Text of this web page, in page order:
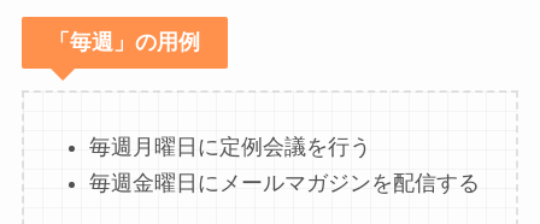
「毎週」の用例
毎週月曜日に定例会議を行う
毎週金曜日にメールマガジンを配信する